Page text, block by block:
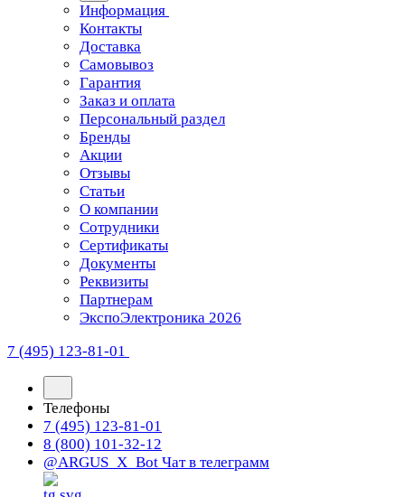
Информация
Контакты
Доставка
Самовывоз
Гарантия
Заказ и оплата
Персональный раздел
Бренды
Акции
Отзывы
Статьи
О компании
Сотрудники
Сертификаты
Документы
Реквизиты
Партнерам
ЭкспоЭлектроника 2026
7 (495) 123-81-01
Телефоны
7 (495) 123-81-01
8 (800) 101-32-12
@ARGUS_X_Bot Чат в телеграмм